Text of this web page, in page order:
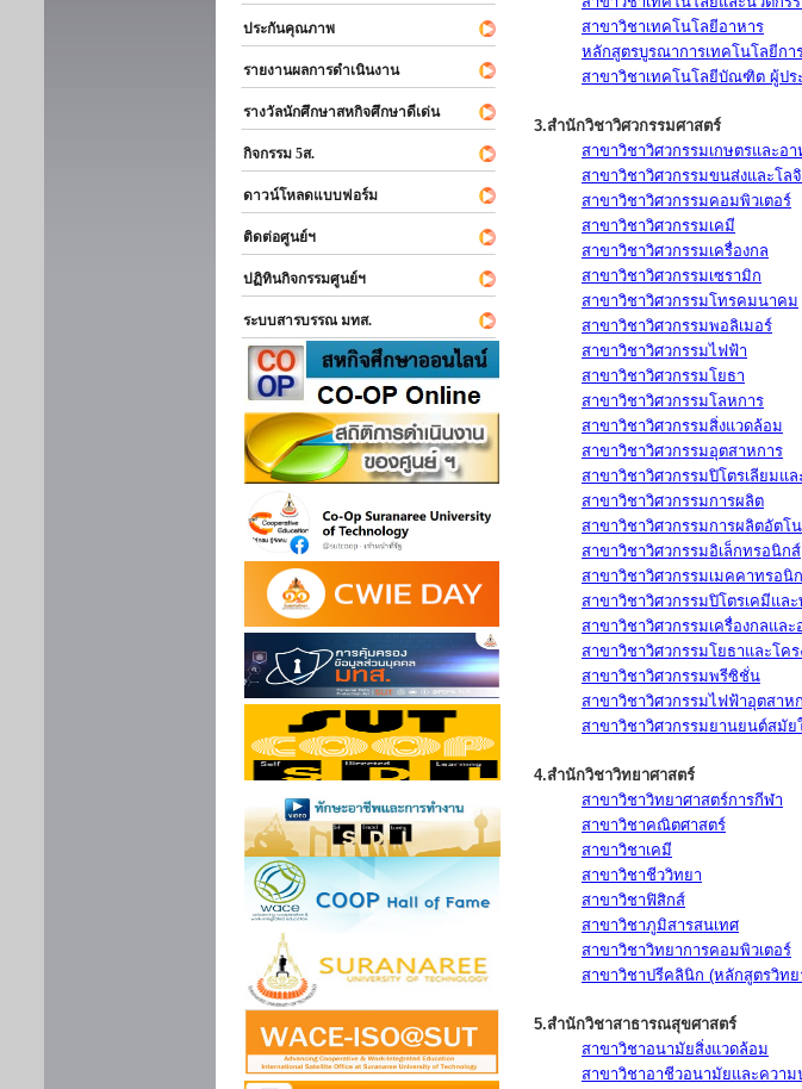
ประกันคุณภาพ
รายงานผลการดำเนินงาน
รางวัลนักศึกษาสหกิจศึกษาดีเด่น
กิจกรรม 5ส.
ดาวน์โหลดแบบฟอร์ม
ติดต่อศูนย์ฯ
ปฏิทินกิจกรรมศูนย์ฯ
ระบบสารบรรณ มทส.
สาขาวิชาเทคโนโลยีอาหาร
หลักสูตรบูรณาการเทคโนโลยีก
สาขาวิชาเทคโนโลยีบัณฑิต ผู้ปร
3.สำนักวิชาวิศวกรรมศาสตร์
สาขาวิชาวิศวกรรมเกษตรและอา
สาขาวิชาวิศวกรรมขนส่งและโล
สาขาวิชาวิศวกรรมคอมพิวเตอร์
สาขาวิชาวิศวกรรมเคมี
สาขาวิชาวิศวกรรมเครื่องกล
สาขาวิชาวิศวกรรมเซรามิก
สาขาวิชาวิศวกรรมโทรคมนาคม
สาขาวิชาวิศวกรรมพอลิเมอร์
สาขาวิชาวิศวกรรมไฟฟ้า
สาขาวิชาวิศวกรรมโยธา
สาขาวิชาวิศวกรรมโลหการ
สาขาวิชาวิศวกรรมสิ่งแวดล้อม
สาขาวิชาวิศวกรรมอุตสาหการ
สาขาวิชาวิศวกรรมปิโตรเลียมแ
สาขาวิชาวิศวกรรมการผลิต
สาขาวิชาวิศวกรรมการผลิตอัต
สาขาวิชาวิศวกรรมอิเล็กทรอนิกส์
สาขาวิชาวิศวกรรมเมคคาทรอนิ
สาขาวิชาวิศวกรรมปิโตรเคมีแล
สาขาวิชาวิศวกรรมเครื่องกลแล
สาขาวิชาวิศวกรรมโยธาและโค
สาขาวิชาวิศวกรรมพรีซิชั่น
สาขาวิชาวิศวกรรมไฟฟ้าอุตสาห
สาขาวิชาวิศวกรรมยานยนต์สมัย
4.สำนักวิชาวิทยาศาสตร์
สาขาวิชาวิทยาศาสตร์การกีฬา
สาขาวิชาคณิตศาสตร์
สาขาวิชาเคมี
สาขาวิชาชีววิทยา
สาขาวิชาฟิสิกส์
สาขาวิชาภูมิสารสนเทศ
สาขาวิชาวิทยาการคอมพิวเตอร์
สาขาวิชาปรีคลินิก (หลักสูตรวิท
5.สำนักวิชาสาธารณสุขศาสตร์
สาขาวิชาอนามัยสิ่งแวดล้อม
สาขาวิชาอาชีวอนามัยและความ